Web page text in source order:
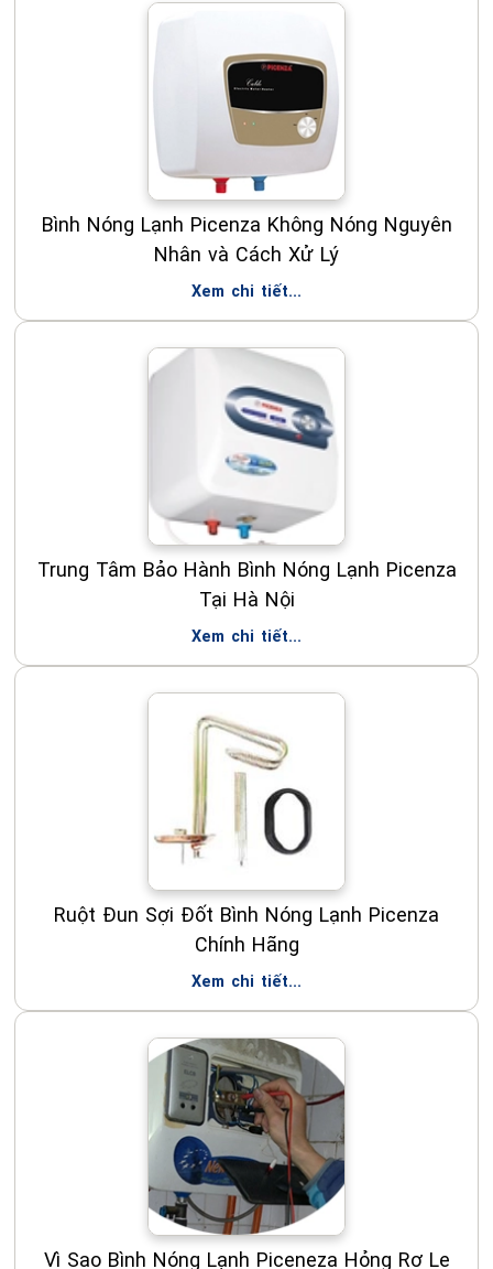
Bình Nóng Lạnh Picenza Không Nóng Nguyên
Nhân và Cách Xử Lý
Xem chi tiết...
Trung Tâm Bảo Hành Bình Nóng Lạnh Picenza
Tại Hà Nội
Xem chi tiết...
Ruột Đun Sợi Đốt Bình Nóng Lạnh Picenza
Chính Hãng
Xem chi tiết...
Vì Sao Bình Nóng Lạnh Piceneza Hỏng Rơ Le